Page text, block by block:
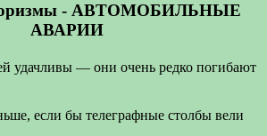
- АВТОМОБИЛЬНЫЕ
АВАРИИ
удачливы — они очень редко погибают
если бы телеграфные столбы вели